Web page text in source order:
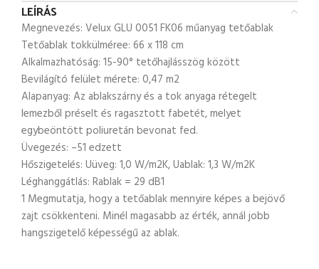
LEÍRÁS
Megnevezés: Velux GLU 0051 FK06 műanyag tetőablak
Tetőablak tokkülméree: 66 x 118 cm
Alkalmazhatóság: 15-90° tetőhajlásszög között
Bevilágító felület mérete: 0,47 m2
Alapanyag: Az ablakszárny és a tok anyaga rétegelt
lemezből préselt és ragasztott fabetét, melyet
egybeöntött poliuretán bevonat fed.
Üvegezés: –51 edzett
Hőszigetelés: Uüveg: 1,0 W/m2K, Uablak: 1,3 W/m2K
Léghanggátlás: Rablak = 29 dB1
1 Megmutatja, hogy a tetőablak mennyire képes a bejövő
zajt csökkenteni. Minél magasabb az érték, annál jobb
hangszigetelő képességű az ablak.